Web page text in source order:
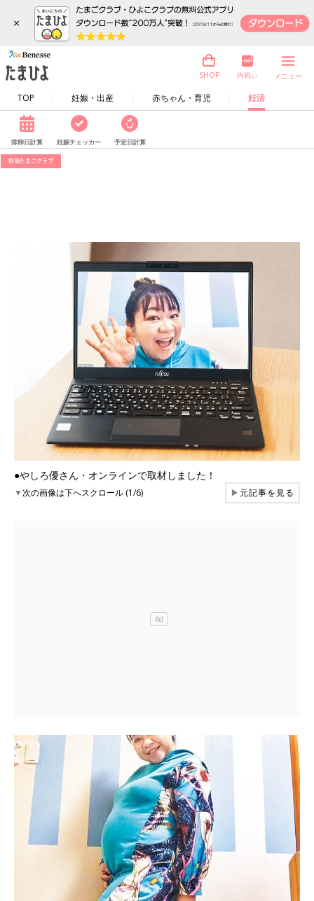
×
TOP 妊娠・出産 赤ちゃん・育児 妊活
SHOP 内祝い メニュー
排卵日計算 妊娠チェッカー 予定日計算
妊活たまごクラブ
●やしろ優さん・オンラインで取材しました！
▼次の画像は下へスクロール (1/6) ▶元記事を見る